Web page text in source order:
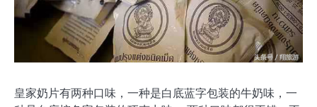
皇家奶片有两种口味，一种是白底蓝字包装的牛奶味，一